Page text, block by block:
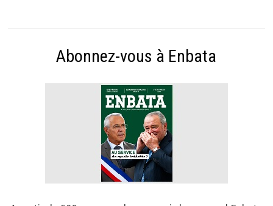
Abonnez-vous à Enbata